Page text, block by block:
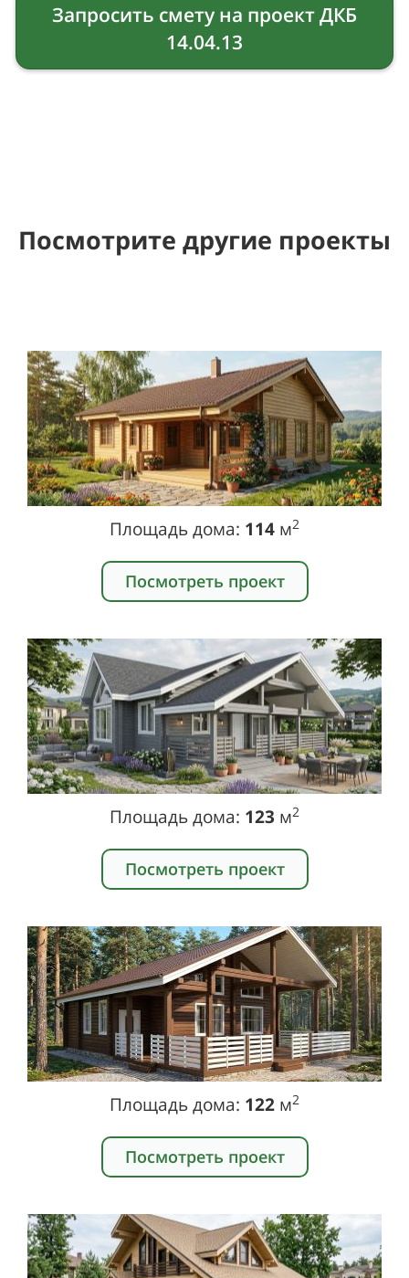
Запросить смету на проект ДКБ
14.04.13
Посмотрите другие проекты
Площадь дома: 114 м2
Посмотреть проект
Площадь дома: 123 м2
Посмотреть проект
Площадь дома: 122 м2
Посмотреть проект